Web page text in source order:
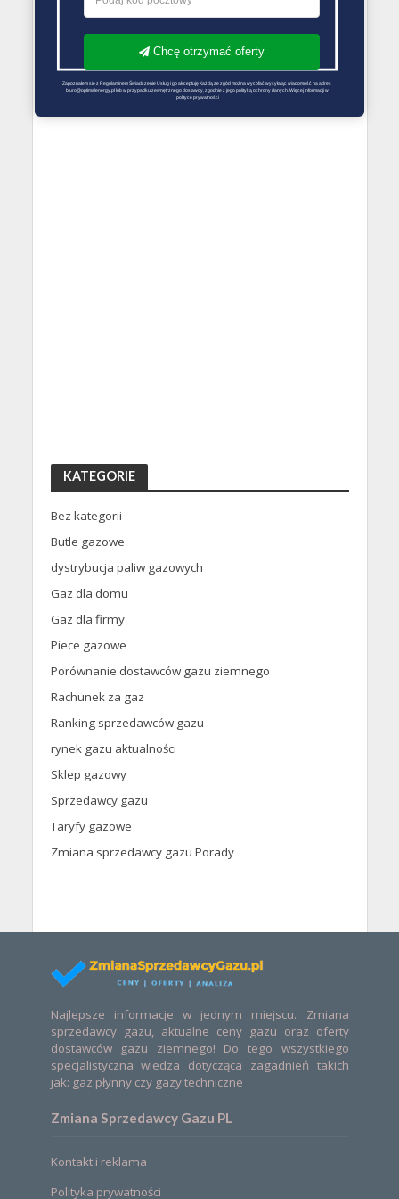
KATEGORIE
Bez kategorii
Butle gazowe
dystrybucja paliw gazowych
Gaz dla domu
Gaz dla firmy
Piece gazowe
Porównanie dostawców gazu ziemnego
Rachunek za gaz
Ranking sprzedawców gazu
rynek gazu aktualności
Sklep gazowy
Sprzedawcy gazu
Taryfy gazowe
Zmiana sprzedawcy gazu Porady
Najlepsze informacje w jednym miejscu. Zmiana
sprzedawcy gazu, aktualne ceny gazu oraz oferty
dostawców gazu ziemnego! Do tego wszystkiego
specjalistyczna wiedza dotycząca zagadnień takich
jak: gaz płynny czy gazy techniczne
Zmiana Sprzedawcy Gazu PL
Kontakt i reklama
Polityka prywatności
Chcę otrzymać oferty
Zapoznałem się z Regulaminem Świadczenie Usług i go akceptuję Każdą ze zgód można wycofać wysyłając wiadomość na adres
biuro@optimalenergy.pl lub w przypadku zewnętrznego dostawcy, zgodnie z jego polityką ochrony danych. Więcej informacji w
polityce prywatności